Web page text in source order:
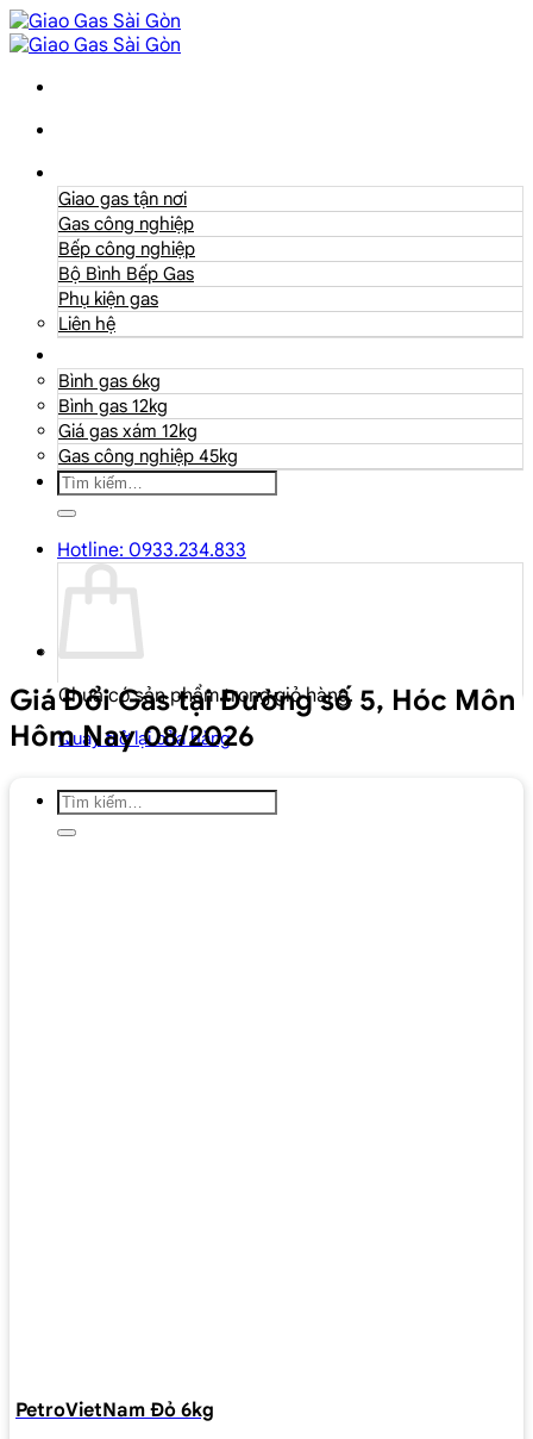
Giao gas tận nơi
Gas công nghiệp
Bếp công nghiệp
Bộ Bình Bếp Gas
Phụ kiện gas
Liên hệ
Bình gas 6kg
Bình gas 12kg
Giá gas xám 12kg
Gas công nghiệp 45kg
Tìm
kiếm:
Hotline: 0933.234.833
Chưa có sản phẩm trong giỏ hàng.
Quay trở lại cửa hàng
Tìm
kiếm:
Giá Đổi Gas tại Đường số 5, Hóc Môn
Hôm Nay 08/2026
PetroVietNam Đỏ 6kg